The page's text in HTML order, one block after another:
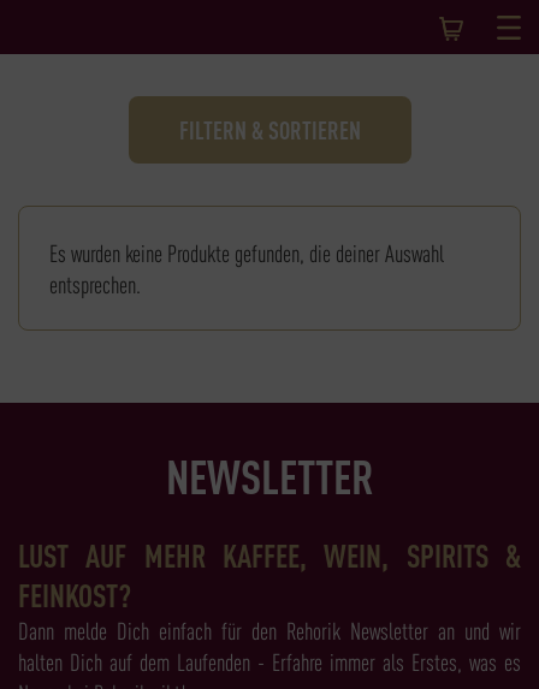
FILTERN & SORTIEREN
Es wurden keine Produkte gefunden, die deiner Auswahl
entsprechen.
NEWSLETTER
LUST AUF MEHR KAFFEE, WEIN, SPIRITS &
FEINKOST?
Dann melde Dich einfach für den Rehorik Newsletter an und wir
halten Dich auf dem Laufenden - Erfahre immer als Erstes, was es